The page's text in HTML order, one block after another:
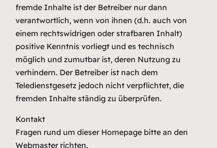
fremde Inhalte ist der Betreiber nur dann
verantwortlich, wenn von ihnen (d.h. auch von
einem rechtswidrigen oder strafbaren Inhalt)
positive Kenntnis vorliegt und es technisch
möglich und zumutbar ist, deren Nutzung zu
verhindern. Der Betreiber ist nach dem
Teledienstgesetz jedoch nicht verpflichtet, die
fremden Inhalte ständig zu überprüfen.
Kontakt
Fragen rund um dieser Homepage bitte an den
Webmaster richten.